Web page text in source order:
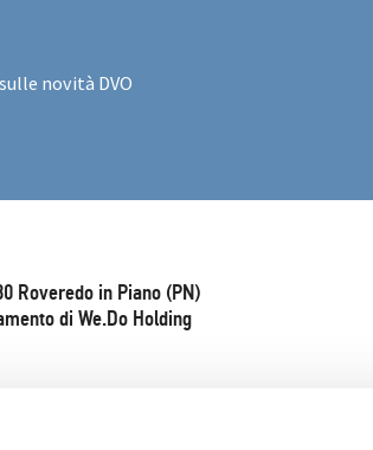
novità DVO
Roveredo in Piano (PN)
di We.Do Holding